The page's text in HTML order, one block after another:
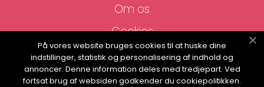
Om os
Cookies
Kontakt os
Sitemap
På vores website bruges cookies til at huske dine
indstillinger, statistik og personalisering af indhold og
annoncer. Denne information deles med tredjepart. Ved
fortsat brug af websiden godkender du cookiepolitikken.